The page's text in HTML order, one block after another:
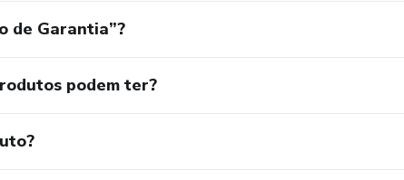
de Garantia”?
podem ter?